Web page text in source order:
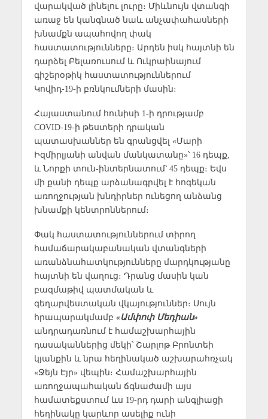
վարակված լինելու լուրը։ Միևնույն վտանգի
առաջ են կանգնած նաև անչափահասների
խնամքն ապահովող փակ
հաստատությունները։ Արդեն իսկ հայտնի են
դարձել Բելառուսում և Ուկրաինայում
գիշերօթիկ հաստատություններում
Կովիդ-19-ի բռնկումների մասին։
Հայաստանում հունիսի 1-ի դրությամբ
COVID-19-ի թեստերի դրական
պատասխաններ են գրանցվել «Մարի
Իզմիրլյանի անվան մանկատանը»՝ 16 դեպք,
և Նորքի տուն-ինտերնատում՝ 45 դեպք։ Եվս
մի քանի դեպք արձանագրվել է հոգեկան
առողջության խնդիրներ ունեցող անձանց
խնամքի կենտրոններում։
Փակ հաստատություններում տիրող
համաճարակաբանական վտանգների
առանձնահատկությունները մարդկությանը
հայտնի են վաղուց։ Դրանց մասին կան
բազմաթիվ պատմական և
գեղարվեստական վկայություններ։ Սույն
հրապարակմամբ «Ամփոփ Մեդիան»
անդրադառնում է համաշխարհային
դասականներից մեկի՝ Շարլոթ Բրոնտեի
կյանքին և նրա հեղինակած աշխարահռչակ
«Ջեյն Էյր» վեպին։ Համաշխարհային
առողջապահական ճգնաժամի այս
համատեքստում ևս 19-րդ դարի անգլիացի
հեղինակը կարևոր ասելիք ունի